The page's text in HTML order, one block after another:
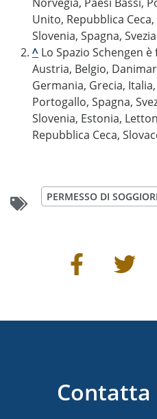
Unito, Repubblica
Slovenia, Spagna,
^ Lo Spazio Schengen
Austria, Belgio,
Germania, Grecia,
Portogallo, Spagna,
Slovenia, Estonia,
Repubblica Ceca,
PERMESSO DI
Condividi questa
Contatta